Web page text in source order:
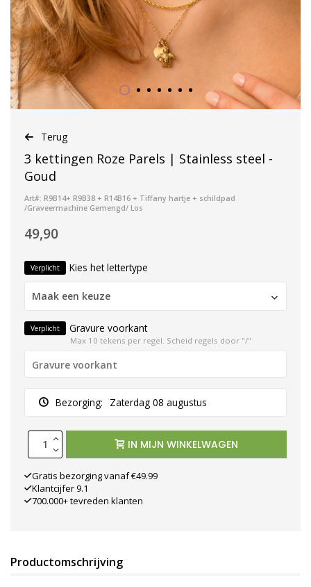
Terug
3 kettingen Roze Parels | Stainless steel -
Goud
Art#: R9B14+ R9B38 + R14B16 + Tiffany hartje + schildpad
/Graveermachine Gemengd/ Los
49,90
Verplicht Kies het lettertype
Maak een keuze
Verplicht Gravure voorkant
Max 10 tekens per regel. Scheid regels door "/"
Bezorging: Zaterdag 08 augustus
IN MIJN WINKELWAGEN
Gratis bezorging vanaf €49.99
Klantcijfer 9.1
700.000+ tevreden klanten
Productomschrijving